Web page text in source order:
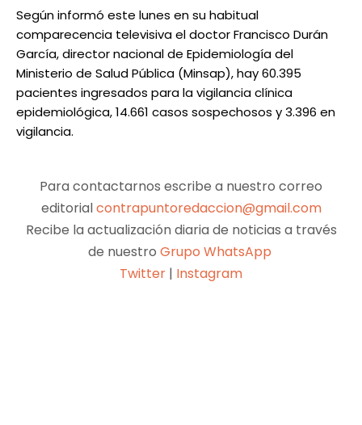
Según informó este lunes en su habitual
comparecencia televisiva el doctor Francisco Durán
García, director nacional de Epidemiología del
Ministerio de Salud Pública (Minsap), hay 60.395
pacientes ingresados para la vigilancia clínica
epidemiológica, 14.661 casos sospechosos y 3.396 en
vigilancia.
Para contactarnos escribe a nuestro correo
editorialcontrapuntoredaccion@gmail.com
Recibe la actualización diaria de noticias a través
de nuestro Grupo WhatsApp
Twitter | Instagram